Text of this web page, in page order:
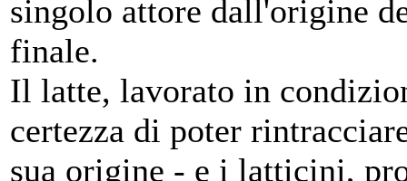
singolo attore dall'origine
finale.
Il latte, lavorato in
certezza di poter
sua origine - e i latticini,